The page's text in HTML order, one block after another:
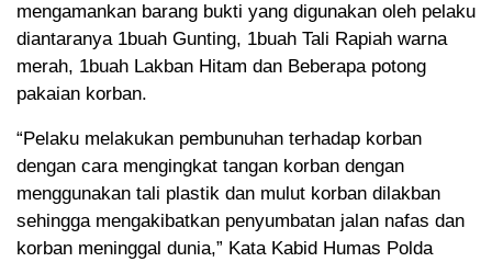
mengamankan barang bukti yang digunakan oleh pelaku
diantaranya 1buah Gunting, 1buah Tali Rapiah warna
merah, 1buah Lakban Hitam dan Beberapa potong
pakaian korban.
“Pelaku melakukan pembunuhan terhadap korban
dengan cara mengingkat tangan korban dengan
menggunakan tali plastik dan mulut korban dilakban
sehingga mengakibatkan penyumbatan jalan nafas dan
korban meninggal dunia,” Kata Kabid Humas Polda